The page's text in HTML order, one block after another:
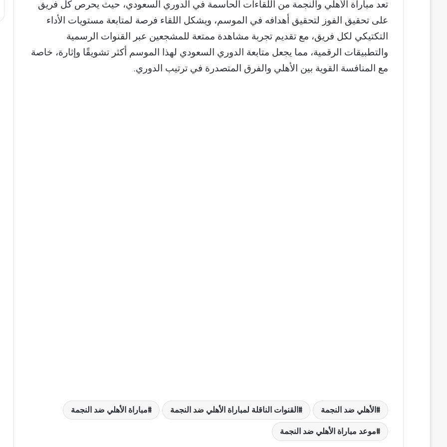
تعد مباراة الأهلي والنجمة من اللقاءات الحاسمة في الدوري السعودي، حيث يحرص كل فريق
على تحقيق الفوز لتحقيق أهدافه في الموسم، ويشكل اللقاء فرصة لمتابعة مستويات الأداء
التكتيكي لكل فريق، مع تقديم تجربة مشاهدة ممتعة للمشجعين عبر القنوات الرسمية
والتطبيقات الرقمية، مما يجعل متابعة الدوري السعودي لهذا الموسم أكثر تشويقًا وإثارة، خاصة
مع المنافسة القوية بين الأهلي والفرق المتصدرة في ترتيب الدوري.
الأهلي ضد النجمة القنوات الناقلة لمباراة الأهلي ضد النجمة مباراة الأهلي ضد النجمة
موعد مباراة الأهلي ضد النجمة